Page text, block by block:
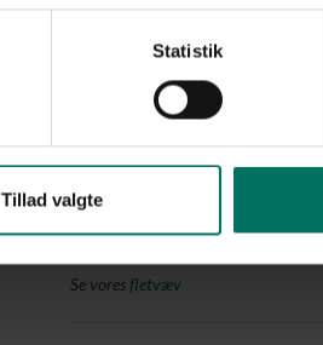
Statistik
Tillad valgte
Galvaniseret port med
PIT Hegn's bedste anbefaling til
En lufthavn kræver høj
stadig meget ofte det
virksomheder, hvor der færdes
pigtrådshegn er effektivt og
ved at være monteret på hegnet.
hajtænder på toppen. Dermed
Se voresfletvæv